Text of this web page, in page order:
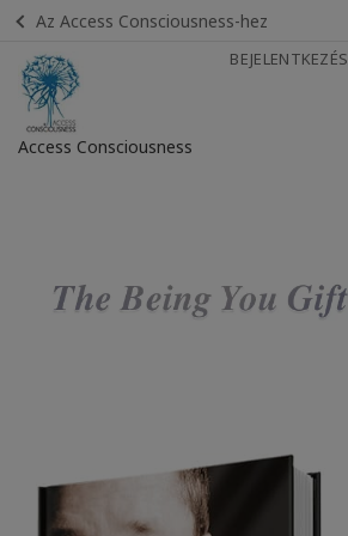
Az Access Consciousness-hez
BEJELENTKEZÉS
Access Consciousness